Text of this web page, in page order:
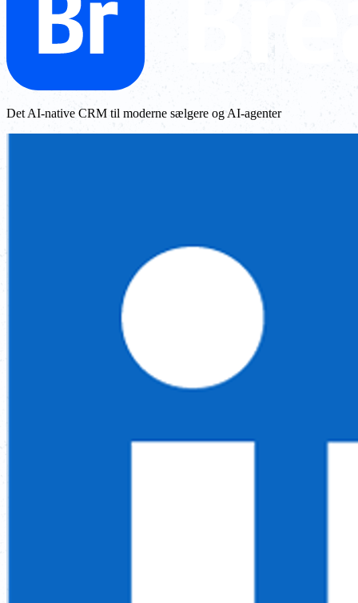
Det AI-native CRM til moderne sælgere og AI-agenter